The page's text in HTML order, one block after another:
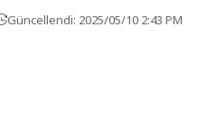
Güncellendi: 2025/05/10 2:43 PM